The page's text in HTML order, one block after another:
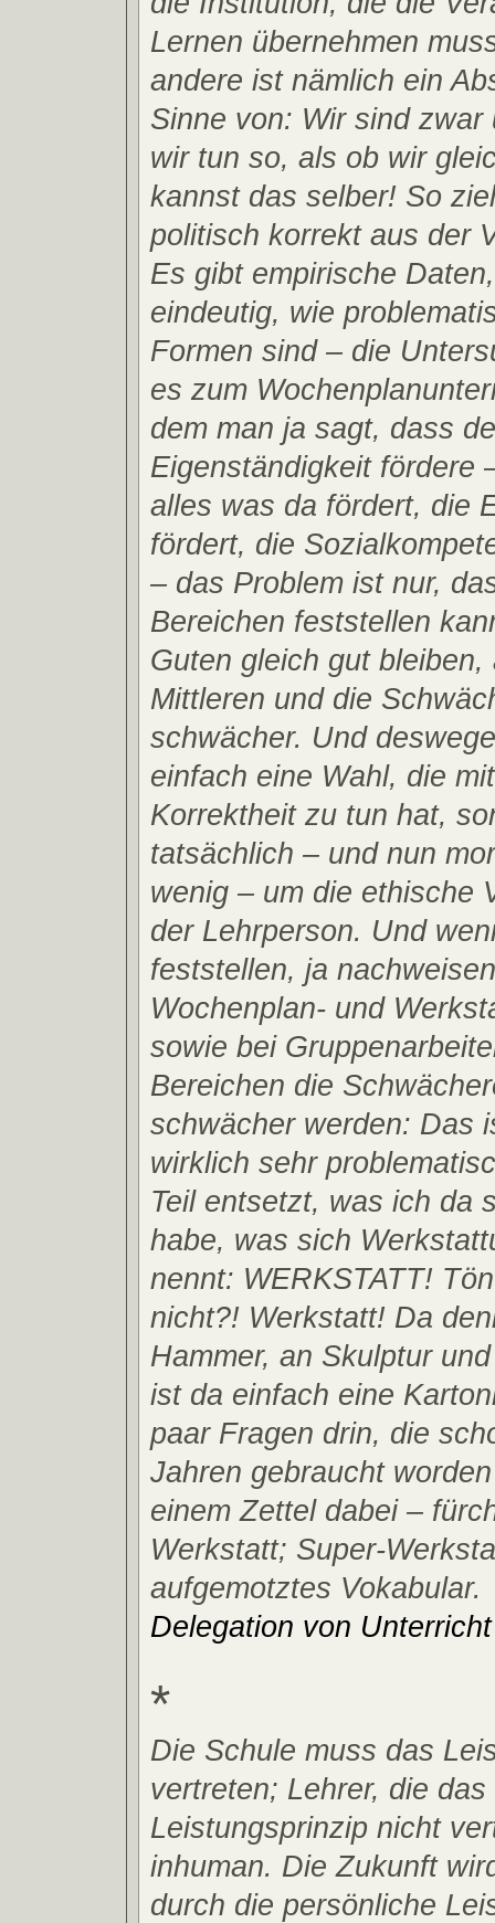
Lernen übernehmen
andere ist nämlich ein
Sinne von: Wir sind zwar
wir tun so, als ob wir
kannst das selber! So
politisch korrekt aus der
Es gibt empirische
eindeutig, wie
Formen sind – die
es zum
dem man ja sagt, dass
Eigenständigkeit fördere
alles was da fördert, die
fördert, die
– das Problem ist nur,
Bereichen feststellen
Guten gleich gut bleiben,
Mittleren und die
schwächer. Und
einfach eine Wahl, die
Korrektheit zu tun hat,
tatsächlich – und nun
wenig – um die ethische
der Lehrperson. Und
feststellen, ja
Wochenplan- und
sowie bei
Bereichen die
schwächer werden: Das
wirklich sehr
Teil entsetzt, was ich da
habe, was sich
nennt: WERKSTATT!
nicht?! Werkstatt! Da
Hammer, an Skulptur
ist da einfach eine
paar Fragen drin, die
Jahren gebraucht
einem Zettel dabei –
Werkstatt; Super-
aufgemotztes Vokabular.
Delegation von
*
Die Schule muss das
vertreten; Lehrer, die das
Leistungsprinzip nicht
inhuman. Die Zukunft
durch die persönliche